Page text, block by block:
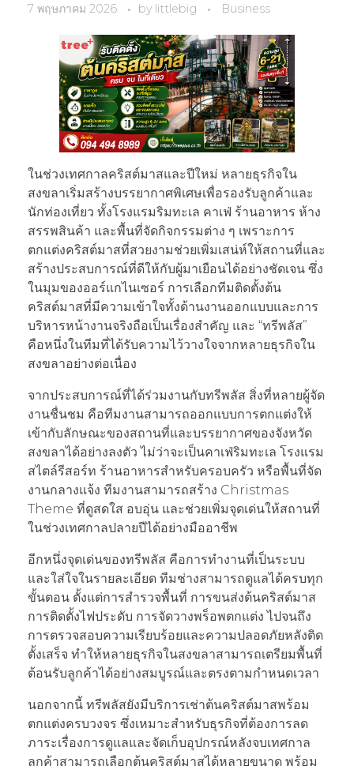
7 พฤษภาคม 2026 by littlebig Business
ในช่วงเทศกาลคริสต์มาสและปีใหม่ หลายธุรกิจใน
สงขลาเริ่มสร้างบรรยากาศพิเศษเพื่อรองรับลูกค้าและ
นักท่องเที่ยว ทั้งโรงแรมริมทะเล คาเฟ่ ร้านอาหาร ห้าง
สรรพสินค้า และพื้นที่จัดกิจกรรมต่าง ๆ เพราะการ
ตกแต่งคริสต์มาสที่สวยงามช่วยเพิ่มเสน่ห์ให้สถานที่และ
สร้างประสบการณ์ที่ดีให้กับผู้มาเยือนได้อย่างชัดเจน ซึ่ง
ในมุมของออร์แกไนเซอร์ การเลือกทีมติดตั้งต้น
คริสต์มาสที่มีความเข้าใจทั้งด้านงานออกแบบและการ
บริหารหน้างานจริงถือเป็นเรื่องสำคัญ และ “ทรีพลัส”
คือหนึ่งในทีมที่ได้รับความไว้วางใจจากหลายธุรกิจใน
สงขลาอย่างต่อเนื่อง
จากประสบการณ์ที่ได้ร่วมงานกับทรีพลัส สิ่งที่หลายผู้จัด
งานชื่นชม คือทีมงานสามารถออกแบบการตกแต่งให้
เข้ากับลักษณะของสถานที่และบรรยากาศของจังหวัด
สงขลาได้อย่างลงตัว ไม่ว่าจะเป็นคาเฟ่ริมทะเล โรงแรม
สไตล์รีสอร์ท ร้านอาหารสำหรับครอบครัว หรือพื้นที่จัด
งานกลางแจ้ง ทีมงานสามารถสร้าง Christmas
Theme ที่ดูสดใส อบอุ่น และช่วยเพิ่มจุดเด่นให้สถานที่
ในช่วงเทศกาลปลายปีได้อย่างมืออาชีพ
อีกหนึ่งจุดเด่นของทรีพลัส คือการทำงานที่เป็นระบบ
และใส่ใจในรายละเอียด ทีมช่างสามารถดูแลได้ครบทุก
ขั้นตอน ตั้งแต่การสำรวจพื้นที่ การขนส่งต้นคริสต์มาส
การติดตั้งไฟประดับ การจัดวางพร็อพตกแต่ง ไปจนถึง
การตรวจสอบความเรียบร้อยและความปลอดภัยหลังติด
ตั้งเสร็จ ทำให้หลายธุรกิจในสงขลาสามารถเตรียมพื้นที่
ต้อนรับลูกค้าได้อย่างสมบูรณ์และตรงตามกำหนดเวลา
นอกจากนี้ ทรีพลัสยังมีบริการเช่าต้นคริสต์มาสพร้อม
ตกแต่งครบวงจร ซึ่งเหมาะสำหรับธุรกิจที่ต้องการลด
ภาระเรื่องการดูแลและจัดเก็บอุปกรณ์หลังจบเทศกาล
ลูกค้าสามารถเลือกต้นคริสต์มาสได้หลายขนาด พร้อม